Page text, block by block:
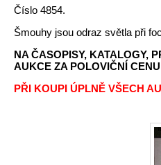
Číslo 4854.
Šmouhy jsou odraz světla při
NA ČASOPISY, KATALOGY,
AUKCE ZA POLOVIČNÍ
PŘI KOUPI ÚPLNĚ VŠECH